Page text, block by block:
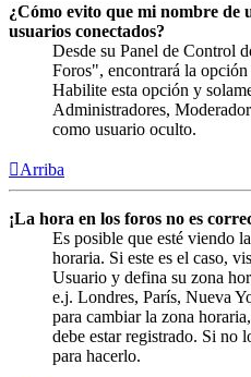
¿Cómo evito que mi nombre de
usuarios conectados?
Desde su Panel de Control
Foros", encontrará la opción
Habilite esta opción y
Administradores,
como usuario oculto.
Arriba
¡La hora en los foros no es
Es posible que esté viendo
horaria. Si este es el caso,
Usuario y defina su zona
e.j. Londres, París, Nueva
para cambiar la zona
debe estar registrado. Si no
para hacerlo.